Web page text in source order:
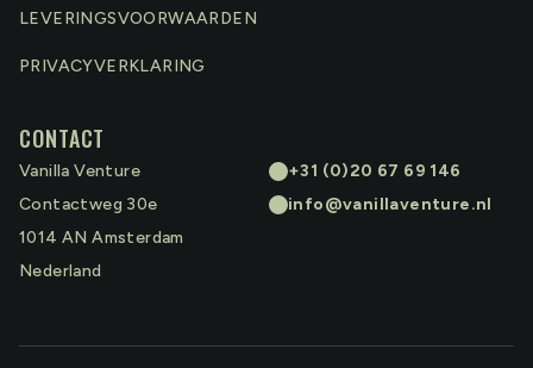
LEVERINGSVOORWAARDEN
PRIVACYVERKLARING
CONTACT
Vanilla Venture
Contactweg 30e
1014 AN Amsterdam
Nederland
+31 (0)20 67 69 146
info@vanillaventure.nl